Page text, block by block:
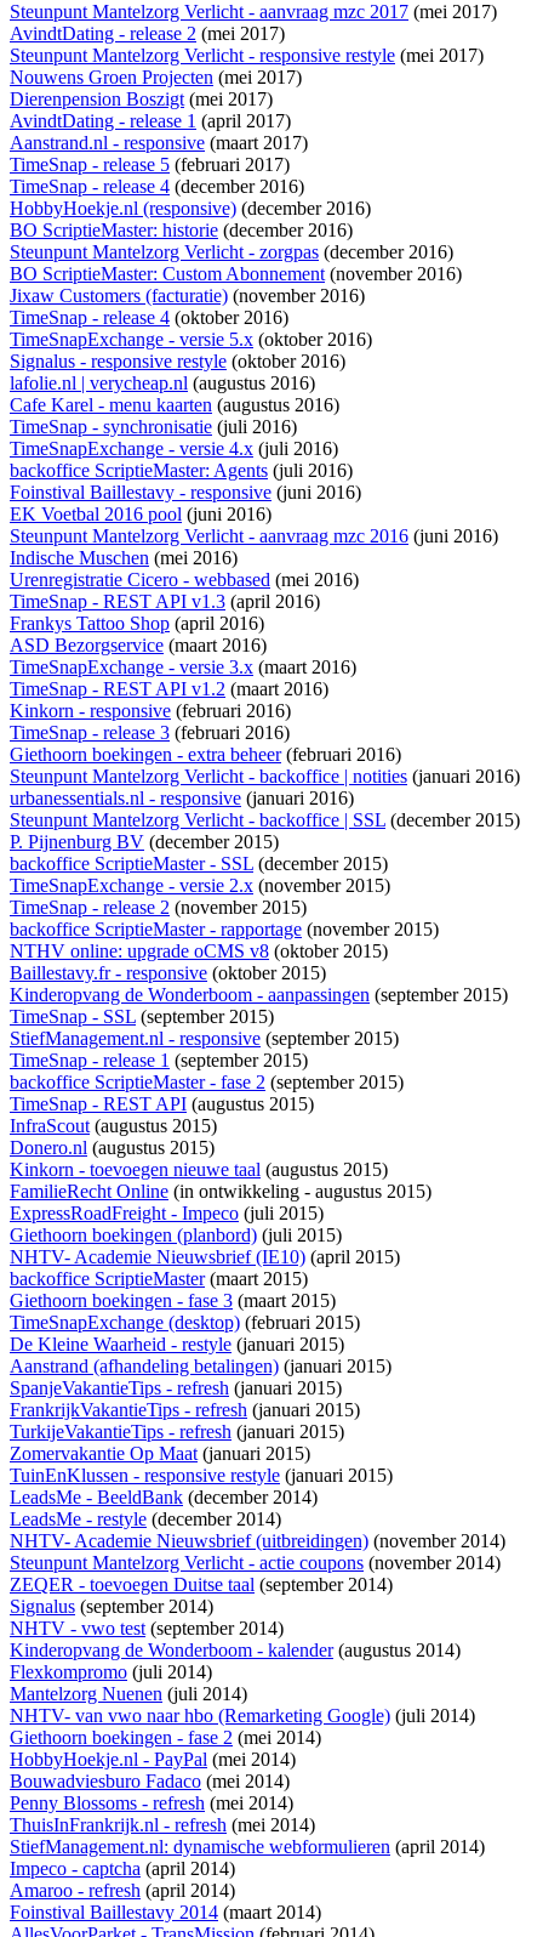
Steunpunt Mantelzorg Verlicht - aanvraag mzc 2017 (mei 2017)
AvindtDating - release 2 (mei 2017)
Steunpunt Mantelzorg Verlicht - responsive restyle (mei 2017)
Nouwens Groen Projecten (mei 2017)
Dierenpension Boszigt(mei 2017)
AvindtDating - release 1 (april 2017)
Aanstrand.nl - responsive (maart 2017)
TimeSnap - release 5 (februari 2017)
TimeSnap - release 4 (december 2016)
HobbyHoekje.nl (responsive) (december 2016)
BO ScriptieMaster: historie (december 2016)
Steunpunt Mantelzorg Verlicht - zorgpas (december 2016)
BO ScriptieMaster: Custom Abonnement(november 2016)
Jixaw Customers (facturatie) (november 2016)
TimeSnap - release 4 (oktober 2016)
TimeSnapExchange - versie 5.x (oktober 2016)
Signalus - responsive restyle (oktober 2016)
lafolie.nl | verycheap.nl (augustus 2016)
Cafe Karel - menu kaarten (augustus 2016)
TimeSnap - synchronisatie (juli 2016)
TimeSnapExchange - versie 4.x (juli 2016)
backoffice ScriptieMaster: Agents (juli 2016)
Foinstival Baillestavy - responsive (juni 2016)
EK Voetbal 2016 pool (juni 2016)
Steunpunt Mantelzorg Verlicht - aanvraag mzc 2016 (juni 2016)
Indische Muschen (mei 2016)
Urenregistratie Cicero - webbased (mei 2016)
TimeSnap - REST API v1.3 (april 2016)
Frankys Tattoo Shop (april 2016)
ASD Bezorgservice (maart 2016)
TimeSnapExchange - versie 3.x (maart 2016)
TimeSnap - REST API v1.2 (maart 2016)
Kinkorn - responsive (februari 2016)
TimeSnap - release 3 (februari 2016)
Giethoorn boekingen - extra beheer(februari 2016)
Steunpunt Mantelzorg Verlicht - backoffice | notities (januari 2016)
urbanessentials.nl - responsive (januari 2016)
Steunpunt Mantelzorg Verlicht - backoffice | SSL (december 2015)
P. Pijnenburg BV (december 2015)
backoffice ScriptieMaster - SSL (december 2015)
TimeSnapExchange - versie 2.x (november 2015)
TimeSnap - release 2 (november 2015)
backoffice ScriptieMaster - rapportage (november 2015)
NTHV online: upgrade oCMS v8 (oktober 2015)
Baillestavy.fr - responsive (oktober 2015)
Kinderopvang de Wonderboom - aanpassingen (september 2015)
TimeSnap - SSL (september 2015)
StiefManagement.nl - responsive (september 2015)
TimeSnap - release 1 (september 2015)
backoffice ScriptieMaster - fase 2 (september 2015)
TimeSnap - REST API (augustus 2015)
InfraScout(augustus 2015)
Donero.nl (augustus 2015)
Kinkorn - toevoegen nieuwe taal (augustus 2015)
FamilieRecht Online (in ontwikkeling - augustus 2015)
ExpressRoadFreight - Impeco (juli 2015)
Giethoorn boekingen (planbord) (juli 2015)
NHTV- Academie Nieuwsbrief (IE10) (april 2015)
backoffice ScriptieMaster(maart 2015)
Giethoorn boekingen - fase 3 (maart 2015)
TimeSnapExchange (desktop) (februari 2015)
De Kleine Waarheid - restyle (januari 2015)
Aanstrand (afhandeling betalingen) (januari 2015)
SpanjeVakantieTips - refresh (januari 2015)
FrankrijkVakantieTips - refresh (januari 2015)
TurkijeVakantieTips - refresh (januari 2015)
Zomervakantie Op Maat(januari 2015)
TuinEnKlussen - responsive restyle (januari 2015)
LeadsMe - BeeldBank (december 2014)
LeadsMe - restyle (december 2014)
NHTV- Academie Nieuwsbrief (uitbreidingen) (november 2014)
Steunpunt Mantelzorg Verlicht - actie coupons (november 2014)
ZEQER - toevoegen Duitse taal (september 2014)
Signalus (september 2014)
NHTV - vwo test(september 2014)
Kinderopvang de Wonderboom - kalender(augustus 2014)
Flexkompromo (juli 2014)
Mantelzorg Nuenen (juli 2014)
NHTV- van vwo naar hbo (Remarketing Google) (juli 2014)
Giethoorn boekingen - fase 2 (mei 2014)
HobbyHoekje.nl - PayPal (mei 2014)
Bouwadviesburo Fadaco (mei 2014)
Penny Blossoms - refresh (mei 2014)
ThuisInFrankrijk.nl - refresh (mei 2014)
StiefManagement.nl: dynamische webformulieren (april 2014)
Impeco - captcha (april 2014)
Amaroo - refresh (april 2014)
Foinstival Baillestavy 2014 (maart 2014)